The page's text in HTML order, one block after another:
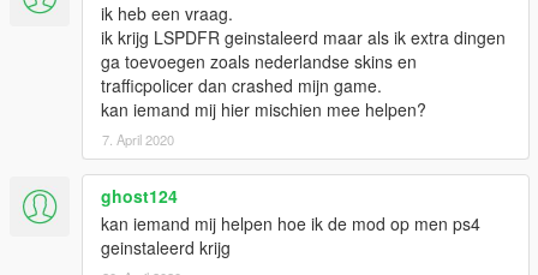
ik heb een vraag.
ik krijg LSPDFR geinstaleerd maar als ik extra dingen
ga toevoegen zoals nederlandse skins en
trafficpolicer dan crashed mijn game.
kan iemand mij hier mischien mee helpen?
7. April 2020
ghost124
kan iemand mij helpen hoe ik de mod op men ps4
geinstaleerd krijg